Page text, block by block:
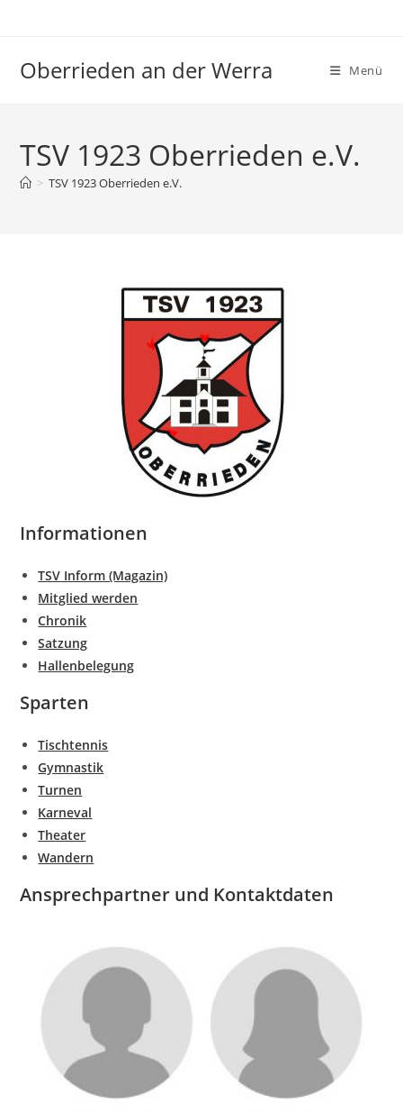
Oberrieden an der Werra Menü
TSV 1923 Oberrieden e.V.
> TSV 1923 Oberrieden e.V.
Informationen
TSV Inform (Magazin)
Mitglied werden
Chronik
Satzung
Hallenbelegung
Sparten
Tischtennis
Gymnastik
Turnen
Karneval
Theater
Wandern
Ansprechpartner und Kontaktdaten